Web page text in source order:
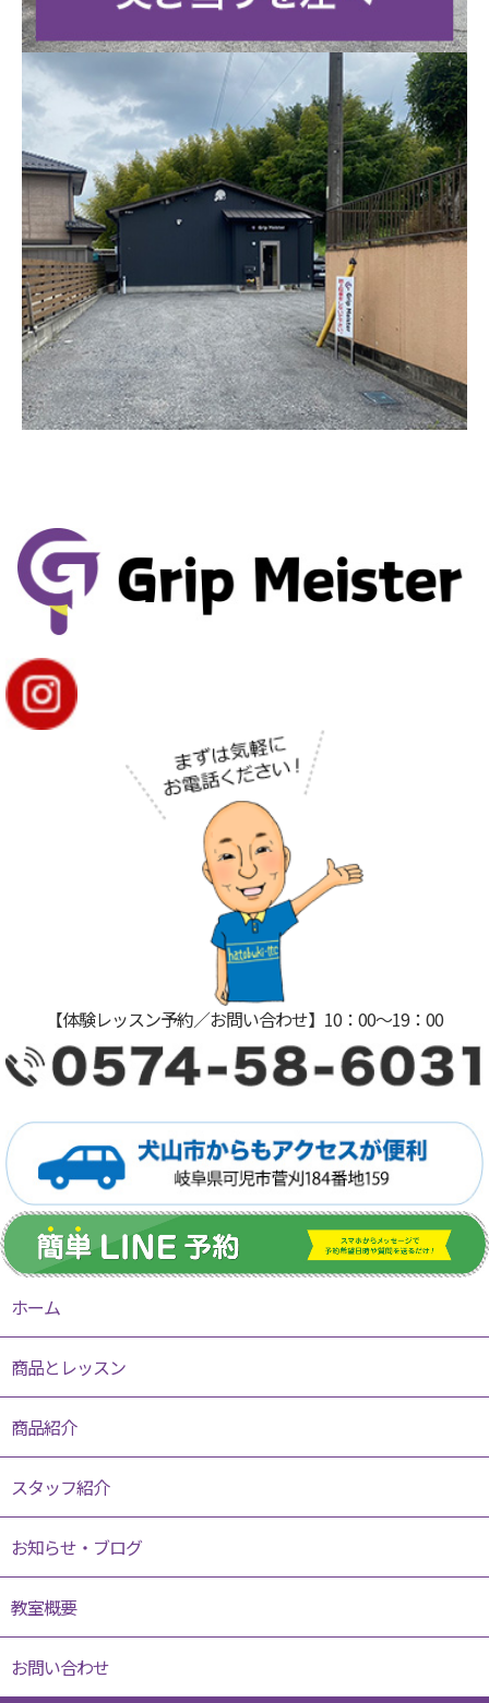
【体験レッスン予約／お問い合わせ】10：00〜19：00
ホーム
商品とレッスン
商品紹介
スタッフ紹介
お知らせ・ブログ
教室概要
お問い合わせ